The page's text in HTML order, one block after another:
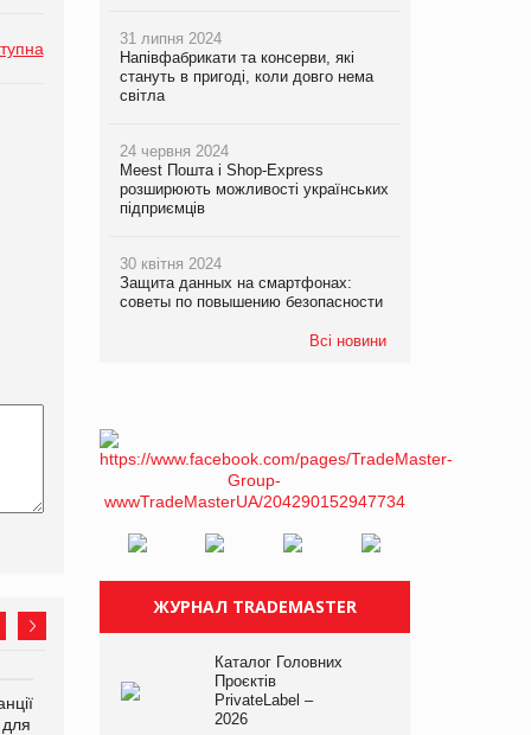
Amazon поверне клієнтам
600 млн доларів за раніше
31 липня 2024
Напівфабрикати та консерви, які
стануть в пригоді, коли довго нема
світла
24 червня 2024
Meest Пошта і Shop-Express
розширюють можливості українських
підприємців
30 квітня 2024
Защита данных на смартфонах:
советы по повышению безопасности
Всі новини
ЖУРНАЛ TRADEMASTER
Каталог Головних
Проєктів
PrivateLabel –
2026